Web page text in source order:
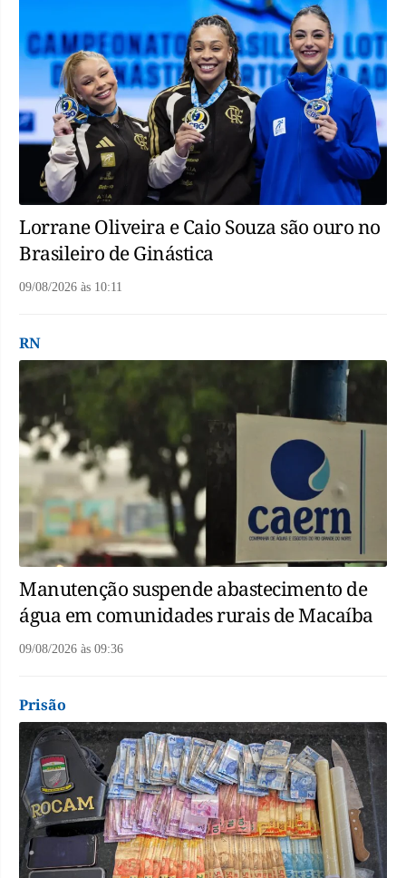
Lorrane Oliveira e Caio Souza são ouro no
Brasileiro de Ginástica
09/08/2026 às 10:11
RN
Manutenção suspende abastecimento de
água em comunidades rurais de Macaíba
09/08/2026 às 09:36
Prisão